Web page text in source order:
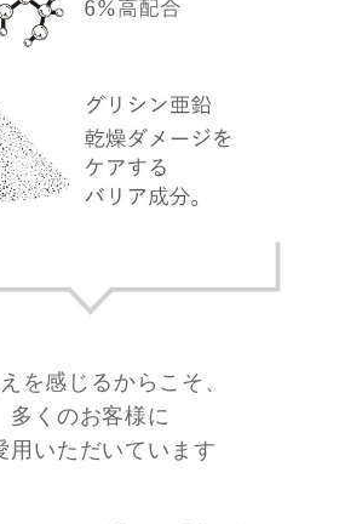
を感じるからこそ、
多くのお客様に
用いただいています